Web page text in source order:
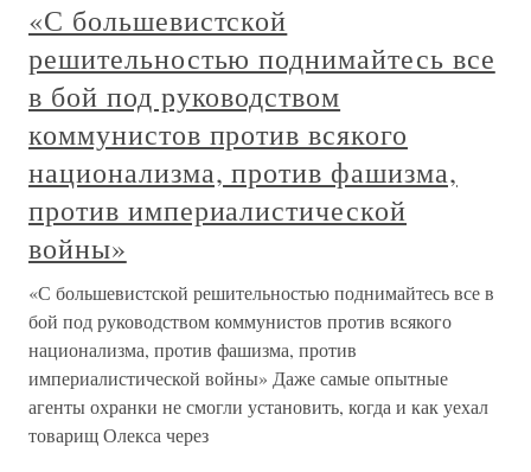
«С большевистской
решительностью поднимайтесь все
в бой под руководством
коммунистов против всякого
национализма, против фашизма,
против империалистической
войны»
«С большевистской решительностью поднимайтесь все в
бой под руководством коммунистов против всякого
национализма, против фашизма, против
империалистической войны» Даже самые опытные
агенты охранки не смогли установить, когда и как уехал
товарищ Олекса через